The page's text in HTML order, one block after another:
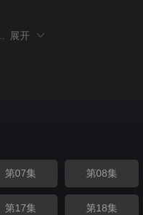
展开
第07集 第08集
第17集 第18集